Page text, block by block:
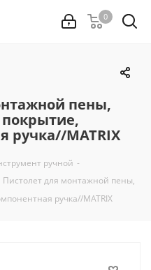
0
пены,
ручка//MATRIX
ручной -
Пистолет для монтажной пены,
ручка//MATRIX